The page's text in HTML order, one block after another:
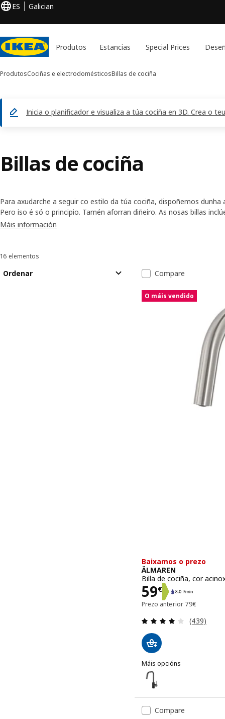
ES Galician
Produtos Estancias Special Prices
ProdutosCociñas e electrodomésticosBillas de cociña
Inicia o planificador e visualiza a túa cociña en 3D. Crea o
Billas de cociña
Para axudarche a seguir co estilo da túa cociña, dispoñemos dunha
Pero iso é só o principio. Tamén aforran diñeiro. As nosas billas
mestura aire co fluxo de auga para reducir o consumo; é bo para o
Máis información
Ordenar e filtrar
16 elementos
Ordenar Lista de
Compare
O máis vendido
Baixamos o prezo
ÄLMAREN
Billa de cociña, cor
59€
Prezo 59€
Prezo anterior 79€
Prezo
(439)
Máis opcións
ÄLMAREN
Opción: ÄLMAREN,
Compare